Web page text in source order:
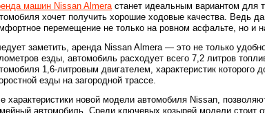
машин Nissan Almeraстанет идеальным вариантом для
хочет получить хорошие ходовые качества. Ведь
перемещение не только на ровном асфальте, но и
заметить, аренда Nissan Almera — это не только
езды, автомобиль расходует всего 7,2 литров
1,6-литровым двигателем, характеристик которого
езды на загородной трассе.
характеристики новой модели автомобиля Nissan,
автомобиль. Среди ключевых козырей модели стоит